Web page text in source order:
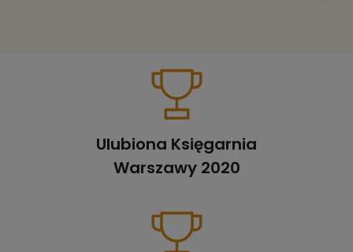
Ulubiona Księgarnia
Warszawy 2020